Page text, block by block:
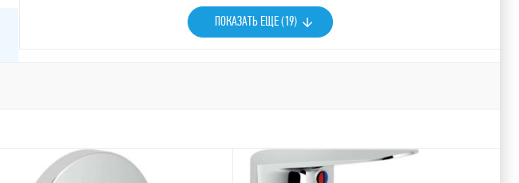
ПОКАЗАТЬ ЕЩЕ (19)